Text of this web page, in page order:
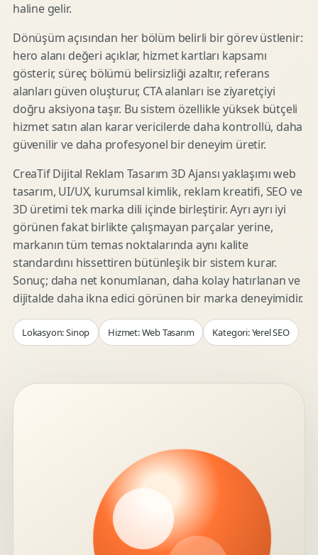
haline gelir.
Dönüşüm açısından her bölüm belirli bir görev üstlenir:
hero alanı değeri açıklar, hizmet kartları kapsamı
gösterir, süreç bölümü belirsizliği azaltır, referans
alanları güven oluşturur, CTA alanları ise ziyaretçiyi
doğru aksiyona taşır. Bu sistem özellikle yüksek bütçeli
hizmet satın alan karar vericilerde daha kontrollü, daha
güvenilir ve daha profesyonel bir deneyim üretir.
CreaTif Dijital Reklam Tasarım 3D Ajansı yaklaşımı web
tasarım, UI/UX, kurumsal kimlik, reklam kreatifi, SEO ve
3D üretimi tek marka dili içinde birleştirir. Ayrı ayrı iyi
görünen fakat birlikte çalışmayan parçalar yerine,
markanın tüm temas noktalarında aynı kalite
standardını hissettiren bütünleşik bir sistem kurar.
Sonuç; daha net konumlanan, daha kolay hatırlanan ve
dijitalde daha ikna edici görünen bir marka deneyimidir.
Lokasyon: Sinop Hizmet: Web Tasarım Kategori: Yerel SEO